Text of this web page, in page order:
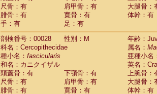
Cebidae Saguinus weddelli
Cebidae Saguinusspp.
Cebidae Aotus trivirgatus
Cebidae Cebus albifrons
CebidaeCebus apella
CebidaeCebus capucinus
CebidaeCebus nigrivittatus
Cebidae Cebusspp.(0)
Cebidae Saimiri boliviensis
Cebidae Saimiri sciureus
尺骨：有
肩甲骨：有
大腿骨：
腓骨：有
寛骨：有
体幹：有
手：有
足：有
剖検番号：00028
性別：M
年齢：
科名：Cercopithecidae
属名：
種小名： fascicularis
亜種小名
和名：カニクイザル
英名：
頭蓋骨：有
下顎骨：有
上腕骨：
尺骨：有
肩甲骨：有
大腿骨：
腓骨：有
寛骨：有
体幹：有